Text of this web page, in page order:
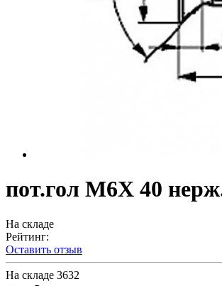
пот.гол M6X 40
На складе
Рейтинг:
Оставить отзыв
На складе 3632